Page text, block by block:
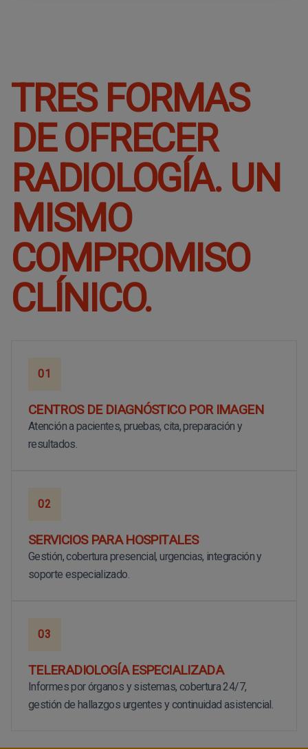
TRES FORMAS
DE OFRECER
RADIOLOGÍA. UN
MISMO
COMPROMISO
CLÍNICO.
01
CENTROS DE DIAGNÓSTICO POR IMAGEN
Atención a pacientes, pruebas, cita, preparación y
resultados.
02
SERVICIOS PARA HOSPITALES
Gestión, cobertura presencial, urgencias, integración y
soporte especializado.
03
TELERADIOLOGÍA ESPECIALIZADA
Informes por órganos y sistemas, cobertura 24/7,
gestión de hallazgos urgentes y continuidad asistencial.